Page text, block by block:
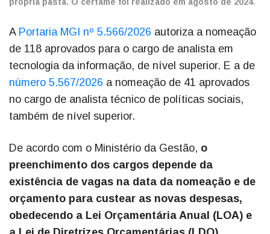
A Portaria MGI nº 5.566/2026 autoriza a nomeação
de 118 aprovados para o cargo de analista em
tecnologia da informação, de nível superior. E a de
número 5.567/2026 a nomeação de 41 aprovados
no cargo de analista técnico de políticas sociais,
também de nível superior.
De acordo com o Ministério da Gestão, o
preenchimento dos cargos depende da
existência de vagas na data da nomeação e de
orçamento para custear as novas despesas,
obedecendo a Lei Orçamentária Anual (LOA) e